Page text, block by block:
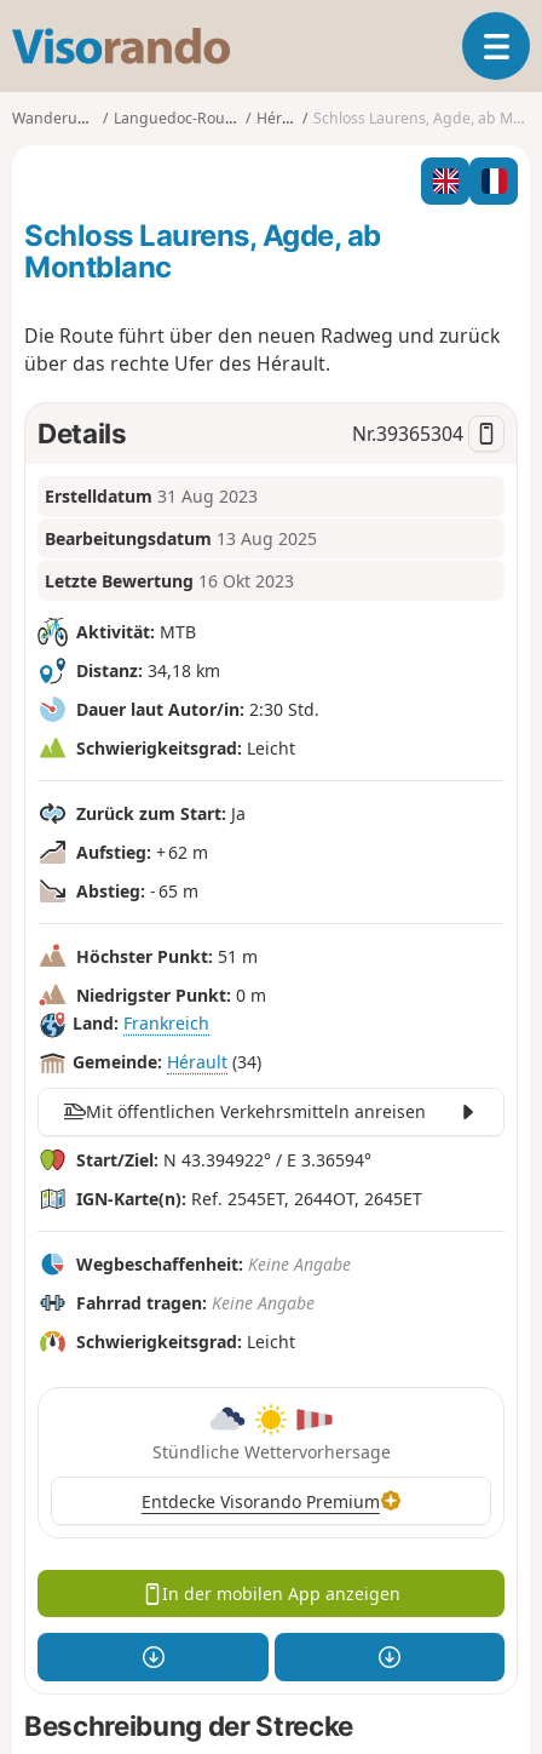
s
o
T
o
g
l
n
a
o
Wanderungen Languedoc-Roussillon Hérault Schloss Laurens, Agde, ab Montblanc
Schloss Laurens, Agde, ab
Montblanc
Die Route führt über den neuen Radweg und zurück
über das rechte Ufer des Hérault.
Details Nr.39365304
Erstelldatum 31 Aug 2023
Bearbeitungsdatum 13 Aug 2025
Letzte Bewertung 16 Okt 2023
Aktivität: MTB
Distanz: 34,18 km
Dauer laut Autor/in: 2:30 Std.
Schwierigkeitsgrad: Leicht
Zurück zum Start: Ja
Aufstieg: + 62 m
Abstieg: - 65 m
Höchster Punkt: 51 m
Niedrigster Punkt: 0 m
Land: Frankreich
Gemeinde: Hérault (34)
Mit öffentlichen Verkehrsmitteln anreisen
Start/Ziel: N 43.394922° / E 3.36594°
IGN-Karte(n): Ref. 2545ET, 2644OT, 2645ET
Wegbeschaffenheit: Keine Angabe
Fahrrad tragen: Keine Angabe
Schwierigkeitsgrad: Leicht
Stündliche Wettervorhersage
Entdecke Visorando Premium
In der mobilen App anzeigen
Beschreibung der Strecke